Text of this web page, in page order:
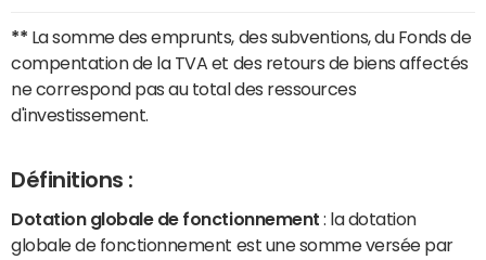
** La somme des emprunts, des subventions, du Fonds de
compentation de la TVA et des retours de biens affectés
ne correspond pas au total des ressources
d'investissement.
Définitions :
Dotation globale de fonctionnement : la dotation
globale de fonctionnement est une somme versée par